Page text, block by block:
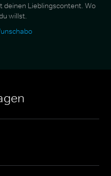
deinen Lieblingscontent. Wo
willst.